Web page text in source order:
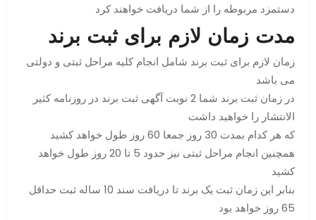
دستمزد مربوطه را از شما دریافت خواهند کرد
مدت زمان لازم برای ثبت برند
زمان لازم برای ثبت برند شامل انجام کلیه مراحل ثبتی و دولتی
می باشد
در زمان ثبت برند شما 2 نوبت آگهی ثبت برند در روزنامه کثیر
الانتشار را خواهید داشت
که هر کدام بمدت 30 روز جمعا 60 روز طول خواهد کشید
همچنین انجام مراحل ثبتی نیز حدود 5 تا 20 روز طول خواهد
کشید
بنابر این زمان ثبت یک برند تا دریافت سند 10 ساله ثبت حداقل
65 روز خواهد بود